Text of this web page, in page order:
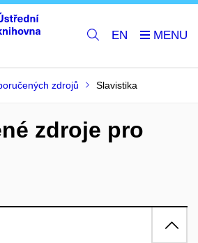
EN
zdrojů Slavistika
zdroje pro